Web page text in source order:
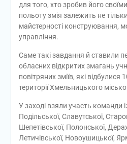
для того, хто зробив його
польоту змія залежить не тільки
майстерності конструювання,
управління.
Саме такі завдання й ставили
обласних відкритих змагань
повітряних зміїв, які
території Хмельницького
У заході взяли участь команди
Подільської, Славутської,
Шепетівської, Полонської,
Летичівської, Новоушицької,